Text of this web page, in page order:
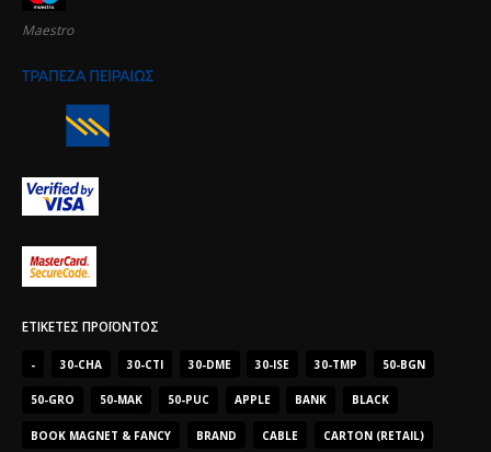
Maestro
ΕΤΙΚΈΤΕΣ ΠΡΟΪΌΝΤΟΣ
- 30-CHA 30-CTI 30-DME 30-ISE 30-TMP 50-BGN
50-GRO 50-MAK 50-PUC APPLE BANK BLACK
BOOK MAGNET & FANCY BRAND CABLE CARTON (RETAIL)